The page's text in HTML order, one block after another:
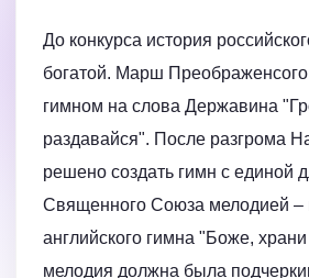
До конкурса история
богатой. Марш
гимном на слова Державина
раздавайся". После разгрома
решено создать гимн с единой
Священного Союза мелодией –
английского гимна "Боже,
мелодия должна была